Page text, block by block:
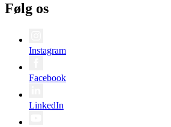
Følg os
Instagram
Facebook
LinkedIn